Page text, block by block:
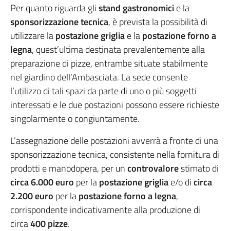
Per quanto riguarda glistand gastronomicie la
sponsorizzazione tecnica, è prevista la possibilità di
utilizzare lapostazione grigliae lapostazione forno a
legna, quest’ultima destinata prevalentemente alla
preparazione di pizze, entrambe situate stabilmente
nel giardino dell’Ambasciata. La sede consente
l’utilizzo di tali spazi da parte di uno o più soggetti
interessati e le due postazioni possono essere richieste
singolarmente o congiuntamente.
L’assegnazione delle postazioni avverrà a fronte di una
sponsorizzazione tecnica, consistente nella fornitura di
prodotti e manodopera, per uncontrovalorestimato di
circa 6.000 euro per lapostazione grigliae/o dicirca
2.200 euro per lapostazione forno a legna,
corrispondente indicativamente alla produzione di
circa400 pizze.